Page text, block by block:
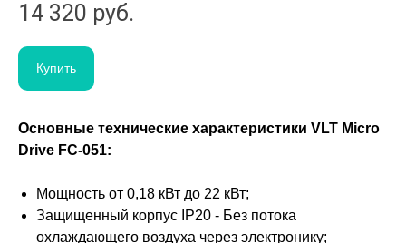
14 320 руб.
Купить
Основные технические характеристики VLT Micro
Drive FC-051:
Мощность от 0,18 кВт до 22 кВт;
Защищенный корпус IP20 - Без потока
охлаждающего воздуха через электронику;